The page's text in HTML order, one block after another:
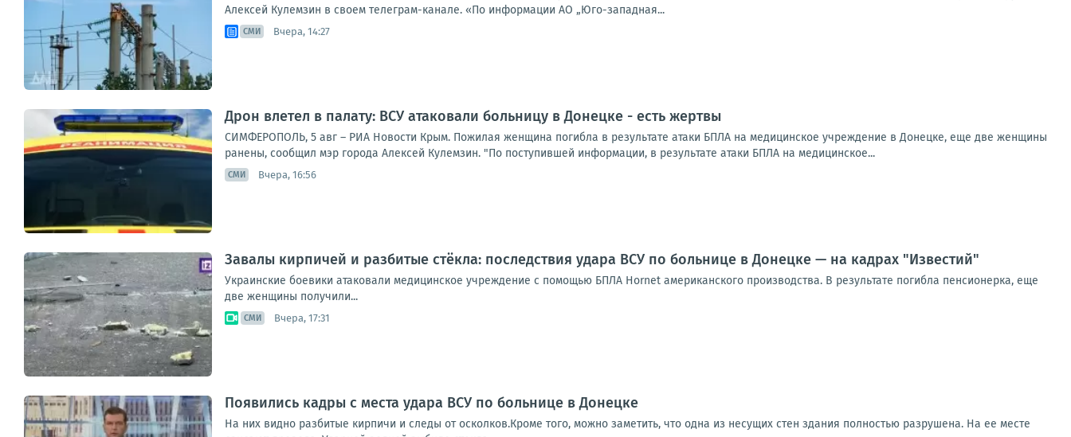
Алексей Кулемзин в своем телеграм-канале. «По информации АО „Юго-западная...
СМИ Вчера, 14:27
Дрон влетел в палату: ВСУ атаковали больницу в Донецке - есть жертвы
СИМФЕРОПОЛЬ, 5 авг – РИА Новости Крым. Пожилая женщина погибла в результате атаки БПЛА на медицинское учреждение в Донецке, еще две женщины
ранены, сообщил мэр города Алексей Кулемзин. "По поступившей информации, в результате атаки БПЛА на медицинское...
СМИ Вчера, 16:56
Завалы кирпичей и разбитые стёкла: последствия удара ВСУ по больнице в Донецке — на кадрах "Известий"
Украинские боевики атаковали медицинское учреждение с помощью БПЛА Hornet американского производства. В результате погибла пенсионерка, еще
две женщины получили...
СМИ Вчера, 17:31
Появились кадры с места удара ВСУ по больнице в Донецке
На них видно разбитые кирпичи и следы от осколков.Кроме того, можно заметить, что одна из несущих стен здания полностью разрушена. На ее месте